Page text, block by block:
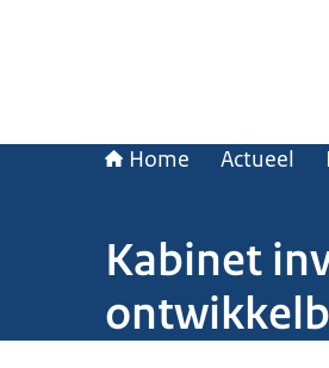
Home Actueel
Kabinet